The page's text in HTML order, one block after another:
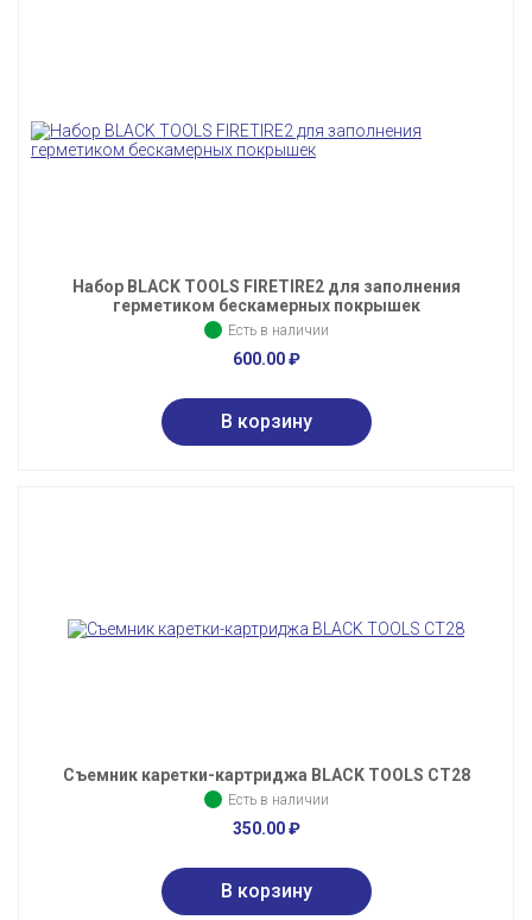
Набор BLACK TOOLS FIRETIRE2 для заполнения
герметиком бескамерных покрышек
Есть в наличии
600.00₽
Съемник каретки-картриджа BLACK TOOLS CT28
Есть в наличии
350.00₽